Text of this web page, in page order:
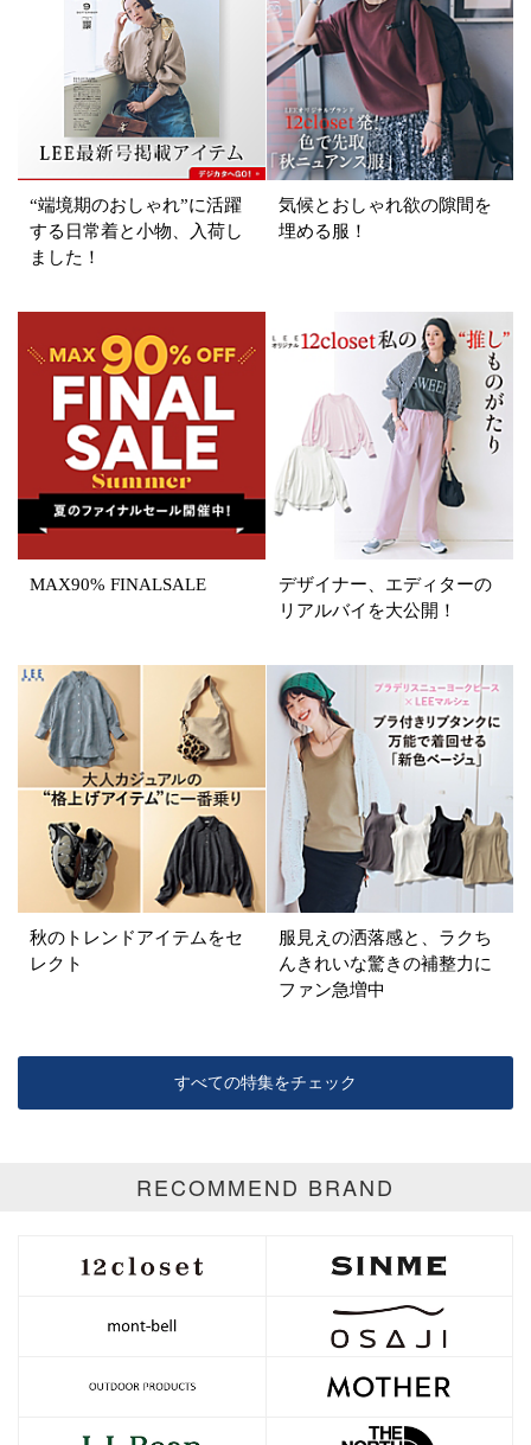
“端境期のおしゃれ”に活躍
する日常着と小物、入荷し
ました！
気候とおしゃれ欲の隙間を
埋める服！
MAX90% FINALSALE
デザイナー、エディターの
リアルバイを大公開！
秋のトレンドアイテムをセ
レクト
服見えの洒落感と、ラクち
んきれいな驚きの補整力に
ファン急増中
すべての特集をチェック
RECOMMEND BRAND